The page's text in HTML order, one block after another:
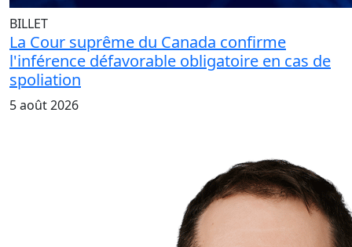
BILLET
La Cour suprême du Canada confirme
l'inférence défavorable obligatoire en cas de
spoliation
5 août 2026